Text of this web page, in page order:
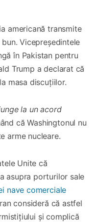
americană transmite
Vicepreședintele
în Pakistan pentru
Trump a declarat că
masa discuțiilor.
la un acord
că Washingtonul nu
arme nucleare.
Unite că
asupra porturilor sale
nave comerciale
consideră că astfel
și complică